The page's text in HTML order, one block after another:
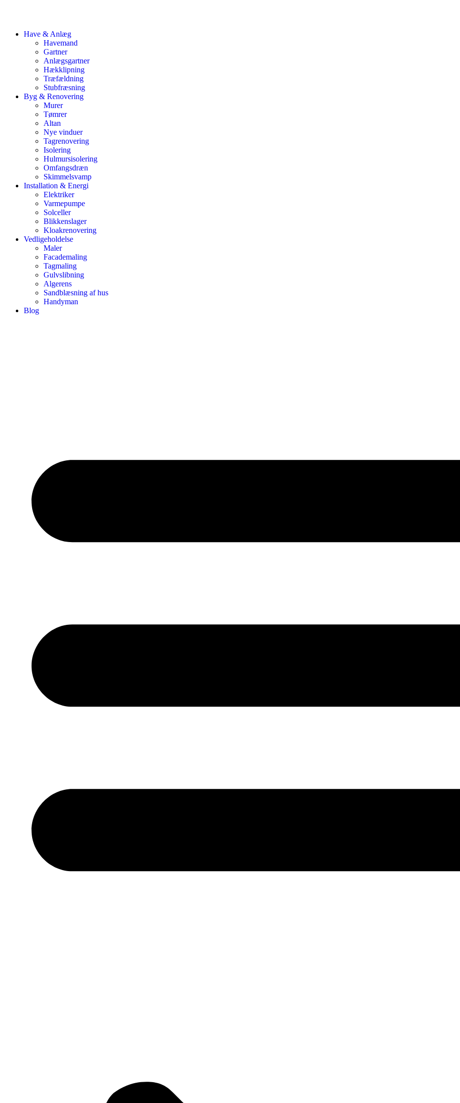
Have & Anlæg
Havemand
Gartner
Anlægsgartner
Hækklipning
Træfældning
Stubfræsning
Byg & Renovering
Murer
Tømrer
Altan
Nye vinduer
Tagrenovering
Isolering
Hulmursisolering
Omfangsdræn
Skimmelsvamp
Installation & Energi
Elektriker
Varmepumpe
Solceller
Blikkenslager
Kloakrenovering
Vedligeholdelse
Maler
Facademaling
Tagmaling
Gulvslibning
Algerens
Sandblæsning af hus
Handyman
Blog